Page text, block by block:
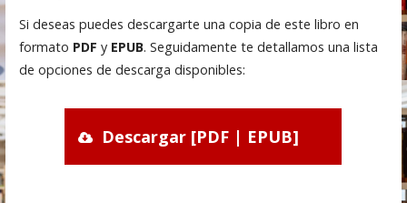
Si deseas puedes descargarte una copia de este libro en
formato PDF y EPUB. Seguidamente te detallamos una lista
de opciones de descarga disponibles:
Descargar [PDF | EPUB]